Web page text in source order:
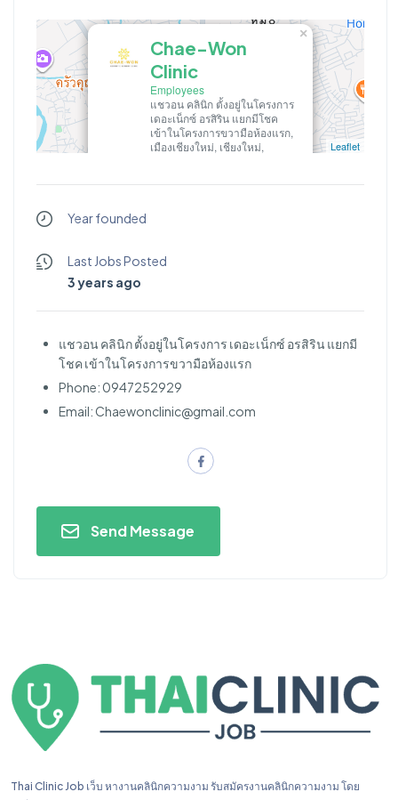
Chae-Won
Clinic
Employees
แชวอน คลินิก ตั้งอยู่ในโครงการ
เดอะเน็กซ์ อรสิริน แยกมีโชค
เข้าในโครงการขวามือห้องแรก,
เมืองเชียงใหม่, เชียงใหม่,
×
Leaflet
Year founded
Last Jobs Posted
3 years ago
แชวอน คลินิก ตั้งอยู่ในโครงการ เดอะเน็กซ์ อรสิริน แยกมี
โชค เข้าในโครงการขวามือห้องแรก
Phone: 0947252929
Email:Chaewonclinic@gmail.com
Send Message
Thai Clinic Job เว็บ หางานคลินิกความงาม รับสมัครงานคลินิกความงาม โดย